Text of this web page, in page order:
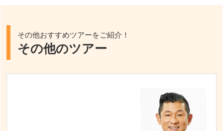
その他おすすめツアーをご紹介！
その他のツアー